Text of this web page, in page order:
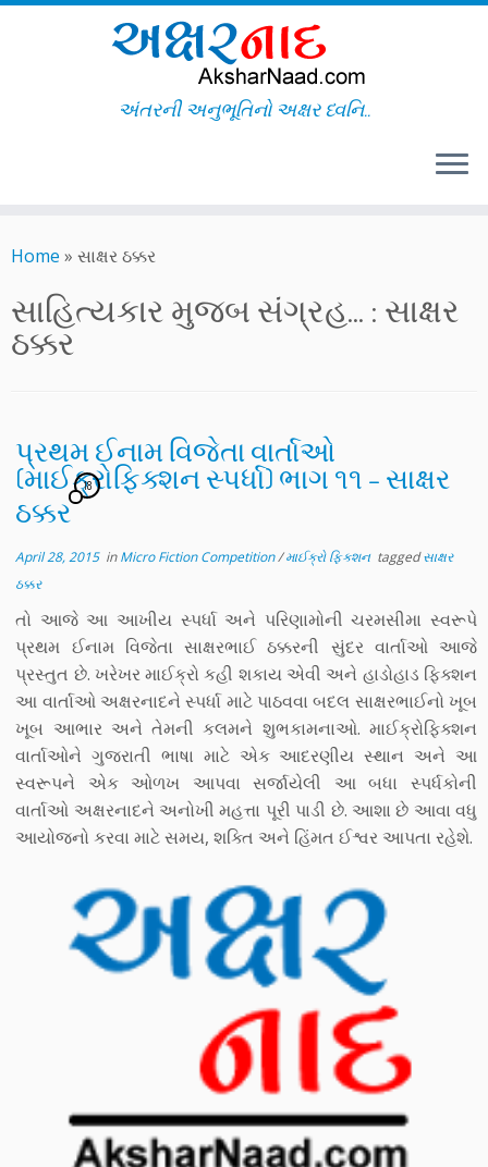
to
અંતરની અનુભૂતિનો અક્ષર ધ્વનિ..
Home » સાક્ષર ઠક્કર
સાહિત્યકાર મુજબ સંગ્રહ... : સાક્ષર
ઠક્કર
પ્રથમ ઈનામ વિજેતા વાર્તાઓ
(માઈક્રોફિક્શન સ્પર્ધા) ભાગ ૧૧ – સાક્ષર
ઠક્કર
18
April 28, 2015inMicro Fiction Competition/માઈક્રો ફિક્શન taggedસાક્ષર
ઠક્કર
તો આજે આ આખીય સ્પર્ધા અને પરિણામોની ચરમસીમા સ્વરૂપે
પ્રથમ ઈનામ વિજેતા સાક્ષરભાઈ ઠક્કરની સુંદર વાર્તાઓ આજે
પ્રસ્તુત છે. ખરેખર માઈક્રો કહી શકાય એવી અને હાડોહાડ ફિક્શન
આ વાર્તાઓ અક્ષરનાદને સ્પર્ધા માટે પાઠવવા બદલ સાક્ષરભાઈનો ખૂબ
ખૂબ આભાર અને તેમની કલમને શુભકામનાઓ. માઈક્રોફિક્શન
વાર્તાઓને ગુજરાતી ભાષા માટે એક આદરણીય સ્થાન અને આ
સ્વરૂપને એક ઓળખ આપવા સર્જાયેલી આ બધા સ્પર્ધકોની
વાર્તાઓ અક્ષરનાદને અનોખી મહત્તા પૂરી પાડી છે. આશા છે આવા વધુ
આયોજનો કરવા માટે સમય, શક્તિ અને હિંમત ઈશ્વર આપતા રહેશે.